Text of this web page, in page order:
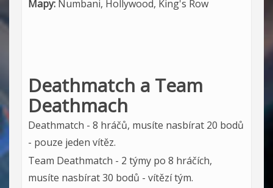
Mapy: Numbani, Hollywood, King's Row
Deathmatch a Team
Deathmach
Deathmatch - 8 hráčů, musíte nasbírat 20 bodů
- pouze jeden vítěz.
Team Deathmatch - 2 týmy po 8 hráčích,
musíte nasbírat 30 bodů - vítězí tým.